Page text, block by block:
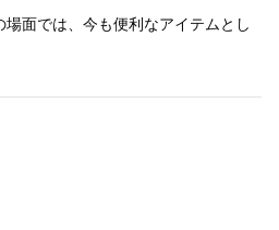
面では、今も便利なアイテムとし